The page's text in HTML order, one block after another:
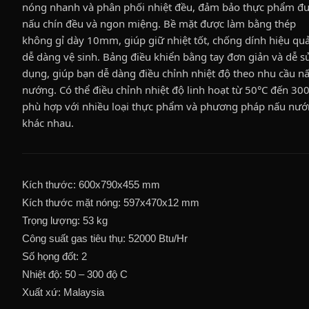
nóng nhanh và phân phối nhiệt đều, đảm bảo thực phẩm
nấu chín đều và ngon miệng. Bề mặt được làm bằng thép
không gỉ dày 10mm, giúp giữ nhiệt tốt, chống dính hiệu
dễ dàng vệ sinh. Bảng điều khiển bằng tay đơn giản và dễ
dụng, giúp bạn dễ dàng điều chỉnh nhiệt độ theo nhu cầu
nướng. Có thể điều chỉnh nhiệt độ linh hoạt từ 50°C đến
phù hợp với nhiều loại thực phẩm và phương pháp nấu
khác nhau.
Kích thước: 600x790x455 mm
Kích thước mặt nóng: 597x470x12 mm
Trọng lượng: 53 kg
Công suất gas tiêu thụ: 52000 Btu/Hr
Số họng đốt: 2
Nhiệt độ: 50 – 300 độ C
Xuất xứ: Malaysia